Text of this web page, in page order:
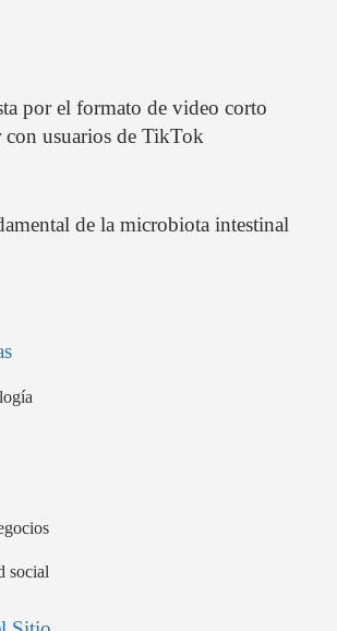
por el formato de video corto
con usuarios de TikTok
de la microbiota intestinal
social